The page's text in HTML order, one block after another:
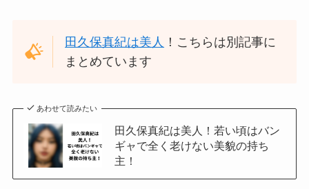
田久保真紀は美人 ！こちらは別記事に
まとめています
あわせて読みたい
田久保真紀は美人！若い頃はバン
ギャで全く老けない美貌の持ち
主！